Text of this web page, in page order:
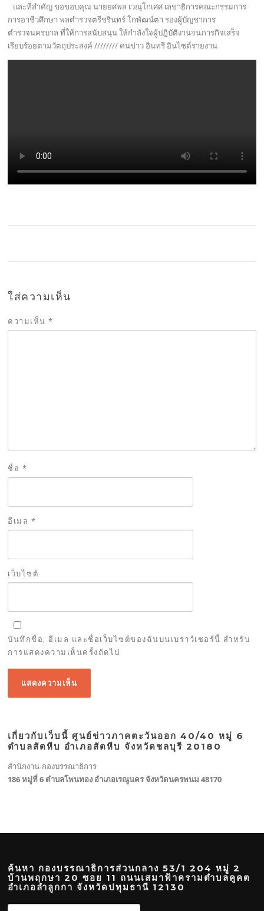
และที่สำคัญ ขอขอบคุณ นายยศพล เวณุโกเศศ เลขาธิการคณะกรรมการ
การอาชีวศึกษา พลตำรวจตรีชรินทร์ โกพัฒน์ตา รองผู้บัญชาการ
ตำรวจนครบาล ที่ให้การสนับสนุน ให้กำลังใจผู้ปฎิบัติงานจนภารกิจเสร็จ
เรียบร้อยตามวัตถุประสงค์ //////// คนข่าว อินทรี อินไซต์รายงาน
ใส่ความเห็น
ความเห็น*
ชื่อ *
อีเมล *
เว็บไซต์
บันทึกชื่อ, อีเมล และชื่อเว็บไซต์ของฉันบนเบราว์เซอร์นี้ สำหรับ
การแสดงความเห็นครั้งถัดไป
เกี่ยวกับเว็บนี้ ศูนย์ข่าวภาคตะวันออก 40/40 หมู่ 6
ตำบลสัตหีบ อำเภอสัตหีบ จังหวัดชลบุรี 20180
สำนักงาน-กองบรรณาธิการ
186 หมู่ที่ 6 ตำบลโพนทอง อำเภอเรณูนคร จังหวัดนครพนม 48170
ค้นหา กองบรรณาธิการส่วนกลาง 53/1 204 หมู่ 2
บ้านพฤกษา 20 ซอย 11 ถนนเสมาฟ้าครามตำบลคูคต
อำเภอลำลูกกา จังหวัดปทุมธานี 12130